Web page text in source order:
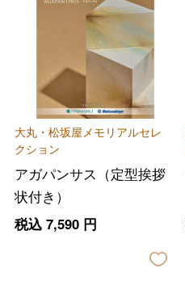
大丸・松坂屋メモリアルセレ
クション
アガパンサス（定型挨拶
状付き）
税込 7,590円